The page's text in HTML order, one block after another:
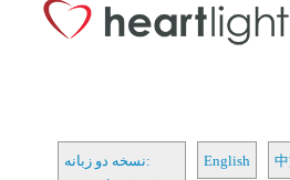
نسخه دو زبانه:
English